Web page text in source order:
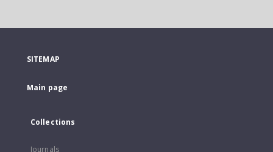
SITEMAP
Main page
Collections
Journals